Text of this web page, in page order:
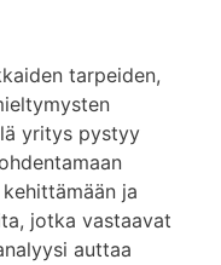
tarpeiden,
yritys pystyy
ja
jotka vastaavat
auttaa